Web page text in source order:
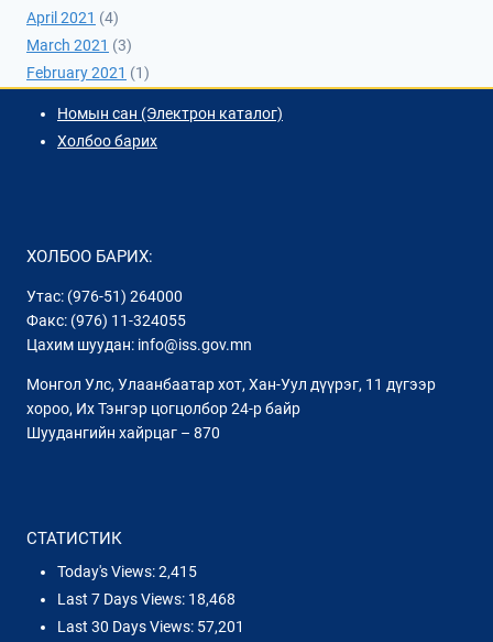
April 2021 (4)
March 2021 (3)
February 2021 (1)
Номын сан (Электрон каталог)
Холбоо барих
ХОЛБОО БАРИХ:
Утас: (976-51) 264000
Факс: (976) 11-324055
Цахим шуудан: info@iss.gov.mn
Монгол Улс, Улаанбаатар хот, Хан-Уул дүүрэг, 11 дүгээр
хороо, Их Тэнгэр цогцолбор 24-р байр
Шуудангийн хайрцаг – 870
СТАТИСТИК
Today's Views:2,415
Last 7 Days Views: 18,468
Last 30 Days Views: 57,201